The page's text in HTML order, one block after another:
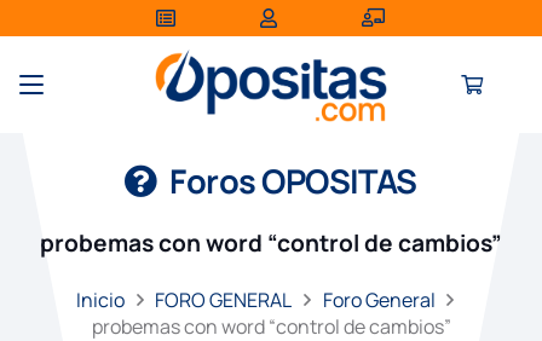
Foros OPOSITAS
probemas con word “control de cambios”
Inicio FORO GENERAL
Foro General
probemas con word “control de cambios”